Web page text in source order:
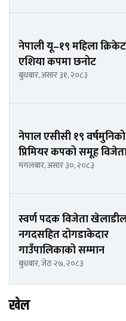
नेपाली यू–१९ महिला
एशिया कपमा छनोट
बुधबार, असार ३१, २०८३
नेपाल एसीसी १९
प्रिमियर कपको समूह
मंगलबार, असार ३०, २०८३
स्वर्ण पदक विजेता
नगदसहित दोगडाकेदार
गाउँपालिकाको सम्मान
बुधबार, जेठ २७, २०८३
खेल